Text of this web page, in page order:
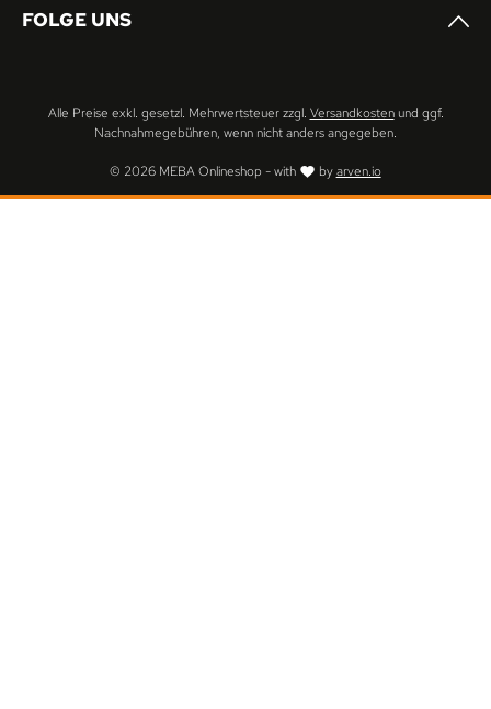
FOLGE UNS
© 2026 MEBA Onlineshop - with byarven.io
Alle Preise exkl. gesetzl. Mehrwertsteuer zzgl. Versandkostenund ggf.
Nachnahmegebühren, wenn nicht anders angegeben.